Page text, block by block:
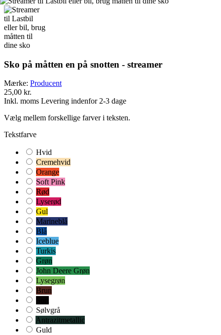
Sko på måtten en på snotten - streamer
Mærke: Producent
25,00 kr.
Inkl. moms Levering indenfor 2-3 dage
Vælg mellem forskellige farver i teksten.
Tekstfarve
Hvid
Cremehvid
Orange
Soft Pink
Rød
Lyserød
Gul
Marineblå
Blå
Iceblue
Turkis
Grøn
John Deere Grøn
Lysegrøn
Brun
Sølvgrå
Antrazitmetallic
Guld